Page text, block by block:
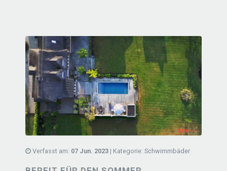
Verfasst am: 07 Jun. 2023 | Kategorie: Schwimmbäder